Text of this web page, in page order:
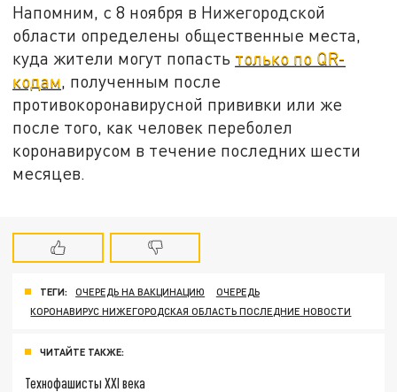
Напомним, с 8 ноября в Нижегородской
области определены общественные места,
куда жители могут попасть только по QR-
кодам , полученным после
противокоронавирусной прививки или же
после того, как человек переболел
коронавирусом в течение последних шести
месяцев.
ТЕГИ: ОЧЕРЕДЬ НА ВАКЦИНАЦИЮ
ОЧЕРЕДЬ
КОРОНАВИРУС НИЖЕГОРОДСКАЯ ОБЛАСТЬ ПОСЛЕДНИЕ НОВОСТИ
ЧИТАЙТЕ ТАКЖЕ:
Технофашисты XXI века